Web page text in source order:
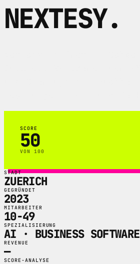
NEXTESY.
SCORE
50
VON 100
STADT
ZUERICH
GEGRÜNDET
2023
MITARBEITER
10-49
SPEZIALISIERUNG
AI · BUSINESS SOFTWARE
REVENUE
—
SCORE-ANALYSE